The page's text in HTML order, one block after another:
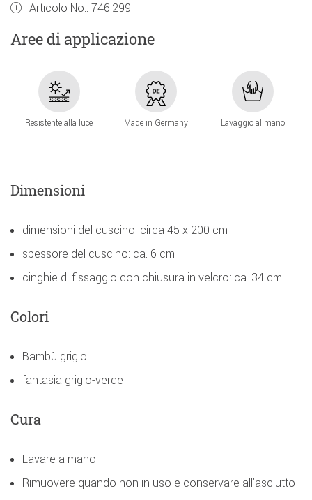
Articolo No.: 746.299
Aree di applicazione
Resistente alla luce Made in Germany Lavaggio al mano
Dimensioni
dimensioni del cuscino: circa 45 x 200 cm
spessore del cuscino: ca. 6 cm
cinghie di fissaggio con chiusura in velcro: ca. 34 cm
Colori
Bambù grigio
fantasia grigio-verde
Cura
Lavare a mano
Rimuovere quando non in uso e conservare all'asciutto